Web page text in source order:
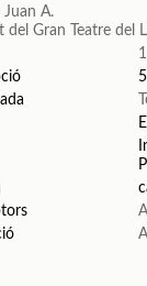
Juan A.
del Gran Teatre del